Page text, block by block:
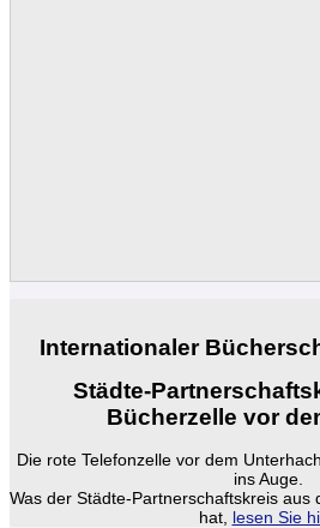
Internationaler
Städte-
Bücherzelle vor
Die rote Telefonzelle vor dem
ins Auge.
Was der Städte-Partnerschaftskreis aus
hat, lesen Sie